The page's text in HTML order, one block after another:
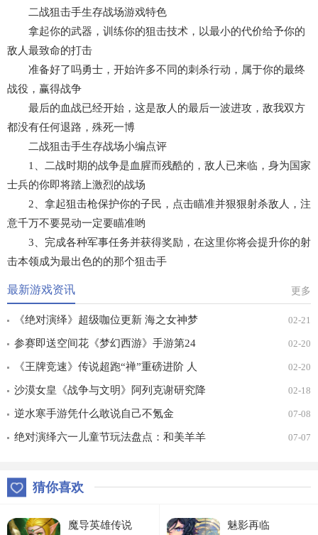
二战狙击手生存战场游戏特色
拿起你的武器，训练你的狙击技术，以最小的代价给予你的
敌人最致命的打击
准备好了吗勇士，开始许多不同的刺杀行动，属于你的最终
战役，赢得战争
最后的血战已经开始，这是敌人的最后一波进攻，敌我双方
都没有任何退路，殊死一博
二战狙击手生存战场小编点评
1、二战时期的战争是血腥而残酷的，敌人已来临，身为国家
士兵的你即将踏上激烈的战场
2、拿起狙击枪保护你的子民，点击瞄准并狠狠射杀敌人，注
意千万不要晃动一定要瞄准哟
3、完成各种军事任务并获得奖励，在这里你将会提升你的射
击本领成为最出色的的那个狙击手
最新游戏资讯 更多
《绝对演绎》超级咖位更新 海之女神梦
幻时装免费拿！
02-21
参赛即送空间花《梦幻西游》手游第24
届X9联赛报名进行中！
02-20
《王牌竞速》传说超跑“禅”重磅进阶 人
车合一 竞速飞升！
02-20
沙漠女皇《战争与文明》阿列克谢研究降
价
02-18
逆水寒手游凭什么敢说自己不氪金 07-08
绝对演绎六一儿童节玩法盘点：和美羊羊 07-07
猜你喜欢
魔导英雄传说 魅影再临